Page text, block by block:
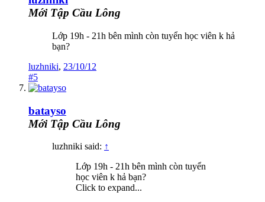
Mới Tập Cầu Lông
Lớp 19h - 21h bên mình còn tuyển học viên k hả
bạn?
luzhniki, 23/10/12
#5
batayso
Mới Tập Cầu Lông
luzhniki said: ↑
Lớp 19h - 21h bên mình còn tuyển
học viên k hả bạn?
Click to expand...